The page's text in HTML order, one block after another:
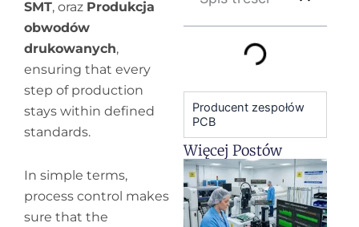
SMT, oraz Produkcja
obwodów
drukowanych,
ensuring that every
step of production
stays within defined
standards.
In simple terms,
process control makes
sure that the
Producent zespołów
PCB
Więcej Postów